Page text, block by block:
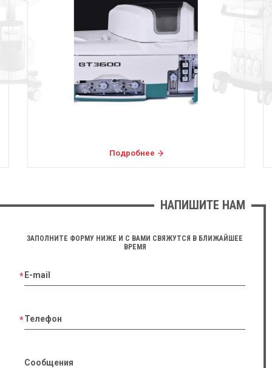
Подробнее
НАПИШИТЕ НАМ
ЗАПОЛНИТЕ ФОРМУ НИЖЕ И С ВАМИ СВЯЖУТСЯ В БЛИЖАЙШЕЕ
ВРЕМЯ
E-mail
Телефон
Сообщения